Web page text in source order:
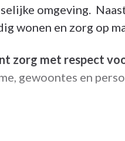
omgeving.
wonen en zorg op
zorg met respect
gewoontes en